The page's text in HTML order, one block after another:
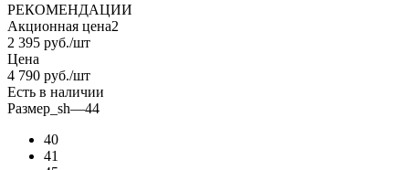
РЕКОМЕНДАЦИИ
Акционная цена2
2 395 руб./шт
Цена
4 790 руб./шт
Есть в наличии
Размер_sh—44
40
41